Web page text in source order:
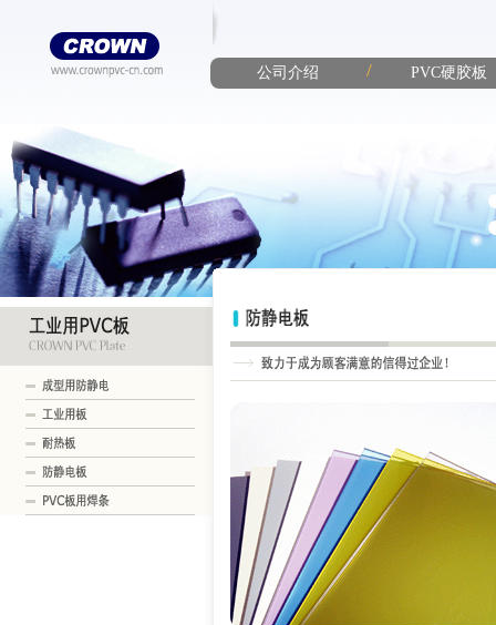
公司介绍 / PVC硬胶板